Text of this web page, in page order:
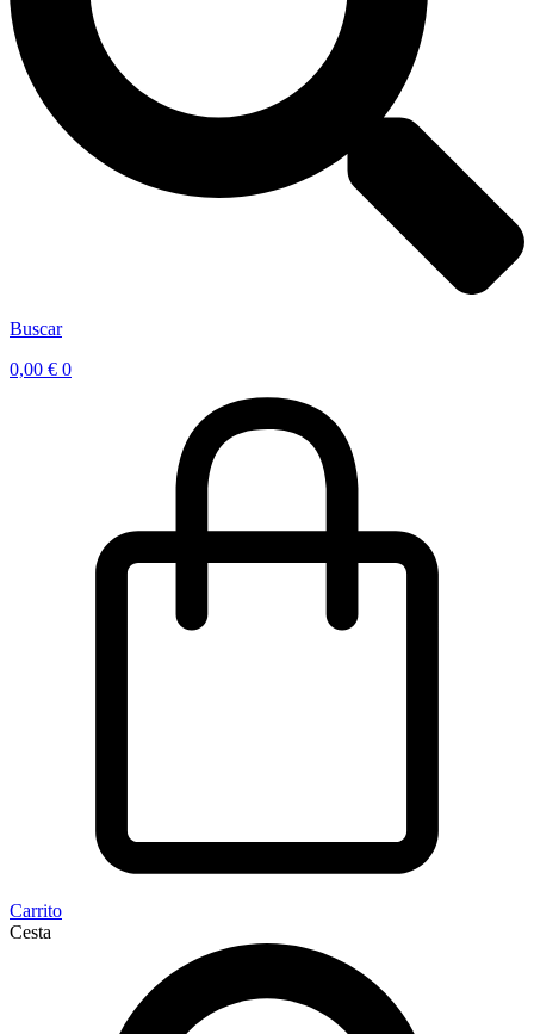
Buscar
0,00 € 0
Carrito
Cesta